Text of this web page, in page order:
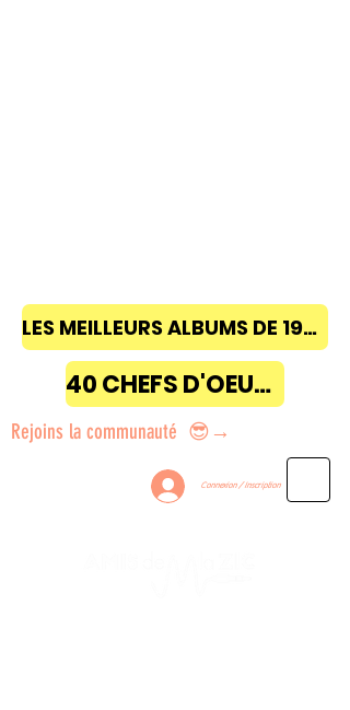
LES MEILLEURS ALBUMS DE 1968 à 2018
40 CHEFS D'OEUVRE
Rejoins la communauté 😎→
Connexion / Inscription